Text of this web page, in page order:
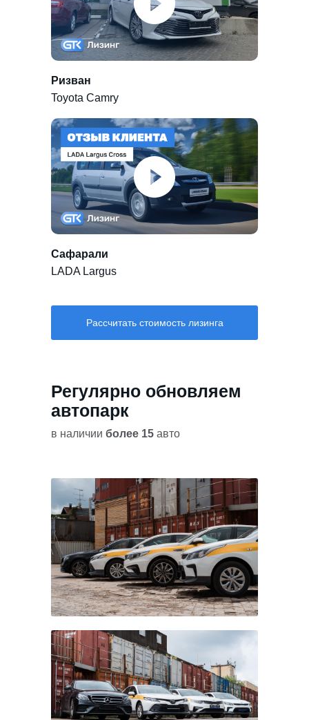
Ризван
Toyota Camry
Сафарали
LADA Largus
Рассчитать стоимость лизинга
Регулярно обновляем
автопарк
в наличии более 15 авто